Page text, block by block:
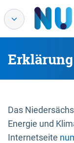
Das
Energie und
Internetseite